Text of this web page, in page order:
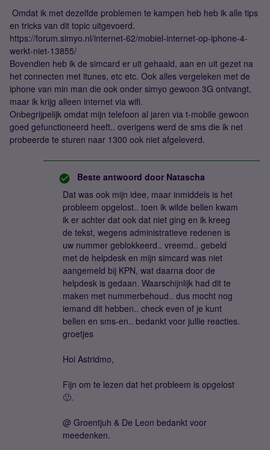
Omdat ik met dezelfde problemen te kampen heb heb ik alle tips
en tricks van dit topic uitgevoerd.
https://forum.simyo.nl/internet-62/mobiel-internet-op-iphone-4-
werkt-niet-13855/
Bovendien heb ik de simcard er uit gehaald, aan en uit gezet na
het connecten met itunes, etc etc. Ook alles vergeleken met de
iphone van min man die ook onder simyo gewoon 3G ontvangt,
maar ik krijg alleen internet via wifi.
Onbegrijpelijk omdat mijn telefoon al jaren via t-mobile gewoon
goed gefunctioneerd heeft.. overigens werd de sms die ik net
probeerde te sturen naar 1300 ook niet afgeleverd.
Beste antwoord door Natascha
Dat was ook mijn idee, maar inmiddels is het
probleem opgelost.. toen ik wilde bellen kwam
ik er achter dat ook dat niet ging en ik kreeg
de tekst, wegens administratieve redenen is
uw nummer geblokkeerd.. vreemd.. gebeld
met de helpdesk en mijn simcard was niet
aangemeld bij KPN, wat daarna door de
helpdesk is gedaan. Waarschijnlijk had dit te
maken met nummerbehoud.. dus mocht nog
iemand dit hebben.. check even of je kunt
bellen en sms-en.. bedankt voor jullie reacties.
groetjes
Hoi Astridmo,
Fijn om te lezen dat het probleem is opgelost
🙂.
@ Groentjuh & De Leon bedankt voor
meedenken.